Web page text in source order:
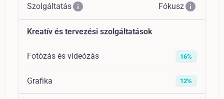
Szolgáltatásinfo Fókuszinfo
Kreatív és tervezési szolgáltatások
Fotózás és videózás 16%
Grafika 12%